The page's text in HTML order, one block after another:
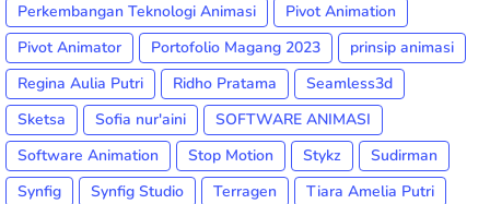
Perkembangan Teknologi Animasi
Pivot Animation
Pivot Animator
Portofolio Magang 2023
prinsip animasi
Regina Aulia Putri
Ridho Pratama
Seamless3d
Sketsa
Sofia nur'aini
SOFTWARE ANIMASI
Software Animation
Stop Motion Stykz
Sudirman
Synfig
Synfig Studio Terragen
Tiara Amelia Putri